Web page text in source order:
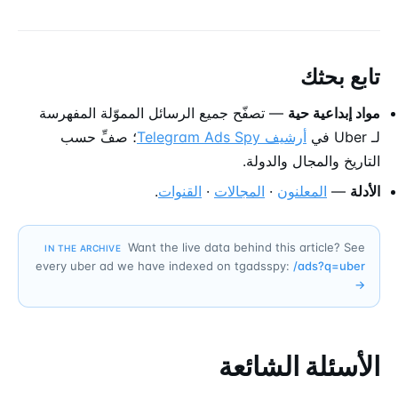
تابع بحثك
مواد إبداعية حية — تصفّح جميع الرسائل المموّلة المفهرسة
لـ Uber في
أرشيف Telegram Ads Spy
؛ صفِّ حسب
التاريخ والمجال والدولة.
الأدلة — المعلنون · المجالات · القنوات.
IN THE ARCHIVE
Want the live data behind this article? See
every uber ad we have indexed on tgadsspy: /ads?q=uber
→
الأسئلة الشائعة